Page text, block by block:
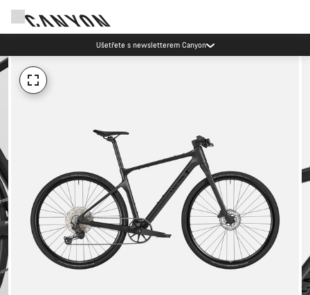
Ušetřete s newsletterem Canyon